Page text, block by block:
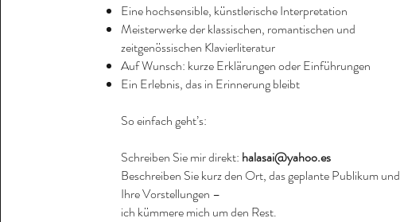
Eine hochsensible, künstlerische Interpretation
Meisterwerke der klassischen, romantischen und
zeitgenössischen Klavierliteratur
Auf Wunsch: kurze Erklärungen oder Einführungen
Ein Erlebnis, das in Erinnerung bleibt
So einfach geht’s:
Schreiben Sie mir direkt: halasai@yahoo.es
Beschreiben Sie kurz den Ort, das geplante Publikum und
Ihre Vorstellungen –
ich kümmere mich um den Rest.